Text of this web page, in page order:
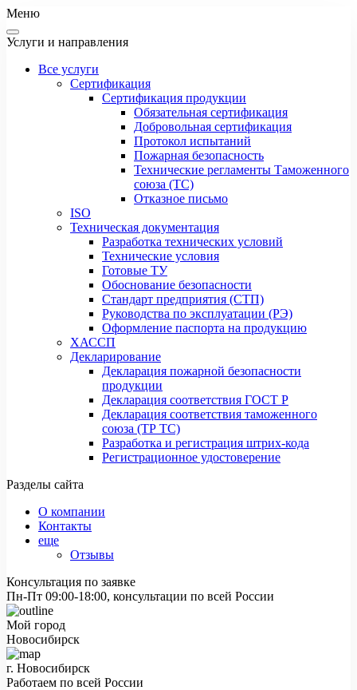
Меню
Услуги и направления
Все услуги
Сертификация
Сертификация продукции
Обязательная сертификация
Добровольная сертификация
Протокол испытаний
Пожарная безопасность
Технические регламенты Таможенного
союза (ТС)
Отказное письмо
ISO
Техническая документация
Разработка технических условий
Технические условия
Готовые ТУ
Обоснование безопасности
Стандарт предприятия (СТП)
Руководства по эксплуатации (РЭ)
Оформление паспорта на продукцию
ХАССП
Декларирование
Декларация пожарной безопасности
продукции
Декларация соответствия ГОСТ Р
Декларация соответствия таможенного
союза (ТР ТС)
Разработка и регистрация штрих-кода
Регистрационное удостоверение
Разделы сайта
О компании
Контакты
еще
Отзывы
Консультация по заявке
Пн-Пт 09:00-18:00, консультации по всей России
Мой город
Новосибирск
г. Новосибирск
Работаем по всей России